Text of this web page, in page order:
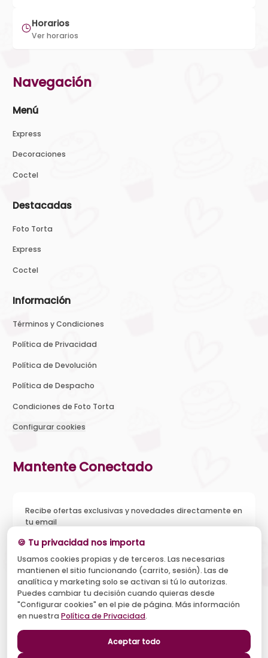
Horarios
Ver horarios
Navegación
Menú
Express
Decoraciones
Coctel
Destacadas
Foto Torta
Express
Coctel
Información
Términos y Condiciones
Política de Privacidad
Política de Devolución
Política de Despacho
Condiciones de Foto Torta
Configurar cookies
Mantente Conectado
Recibe ofertas exclusivas y novedades directamente en
tu email
Acepto recibir novedades y ofertas, y el tratamiento de mi
email según la Política de Privacidad . Puedo darme de baja
cuando quiera.
Suscribirse
🍪 Tu privacidad nos importa
Usamos cookies propias y de terceros. Las necesarias
mantienen el sitio funcionando (carrito, sesión). Las de
analítica y marketing solo se activan si tú lo autorizas.
Puedes cambiar tu decisión cuando quieras desde
"Configurar cookies" en el pie de página. Más información
en nuestra Política de Privacidad.
Aceptar todo